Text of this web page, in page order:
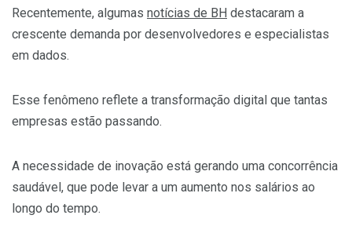
Recentemente, algumas notícias de BH destacaram a
crescente demanda por desenvolvedores e especialistas
em dados.
Esse fenômeno reflete a transformação digital que tantas
empresas estão passando.
A necessidade de inovação está gerando uma concorrência
saudável, que pode levar a um aumento nos salários ao
longo do tempo.